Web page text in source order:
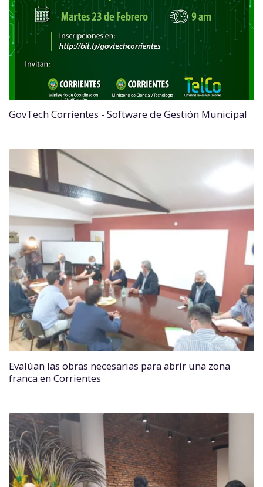
GovTech Corrientes - Software de Gestión Municipal
Evalúan las obras necesarias para abrir una zona
franca en Corrientes